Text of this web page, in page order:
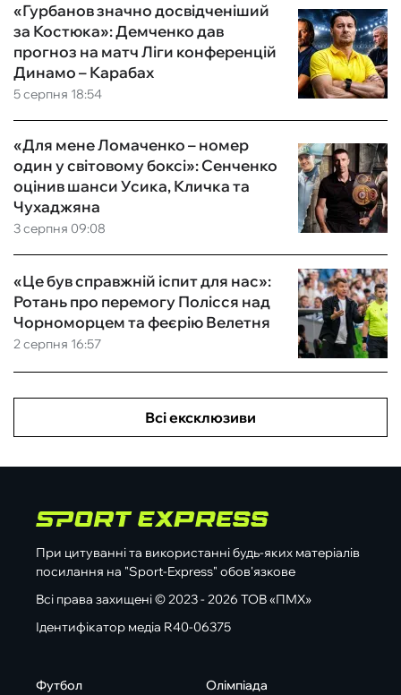
5 серпня 18:54
«Гурбанов значно досвідченіший
за Костюка»: Демченко дав
прогноз на матч Ліги конференцій
Динамо – Карабах
3 серпня 09:08
«Для мене Ломаченко – номер
один у світовому боксі»: Сенченко
оцінив шанси Усика, Кличка та
Чухаджяна
2 серпня 16:57
«Це був справжній іспит для нас»:
Ротань про перемогу Полісся над
Чорноморцем та феєрію Велетня
Всі ексклюзиви
При цитуванні та використанні будь-яких матеріалів
посилання на "Sport-Express" обов'язкове
Всі права захищені © 2023 - 2026 ТОВ «ПМХ»
Ідентифікатор медіа R40-06375
Футбол
Олімпіада